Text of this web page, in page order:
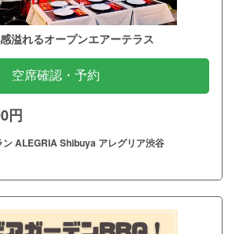
溢れるオープンエアーテラス
空席確認・予約
円
ン ALEGRIA Shibuya アレグリア渋谷